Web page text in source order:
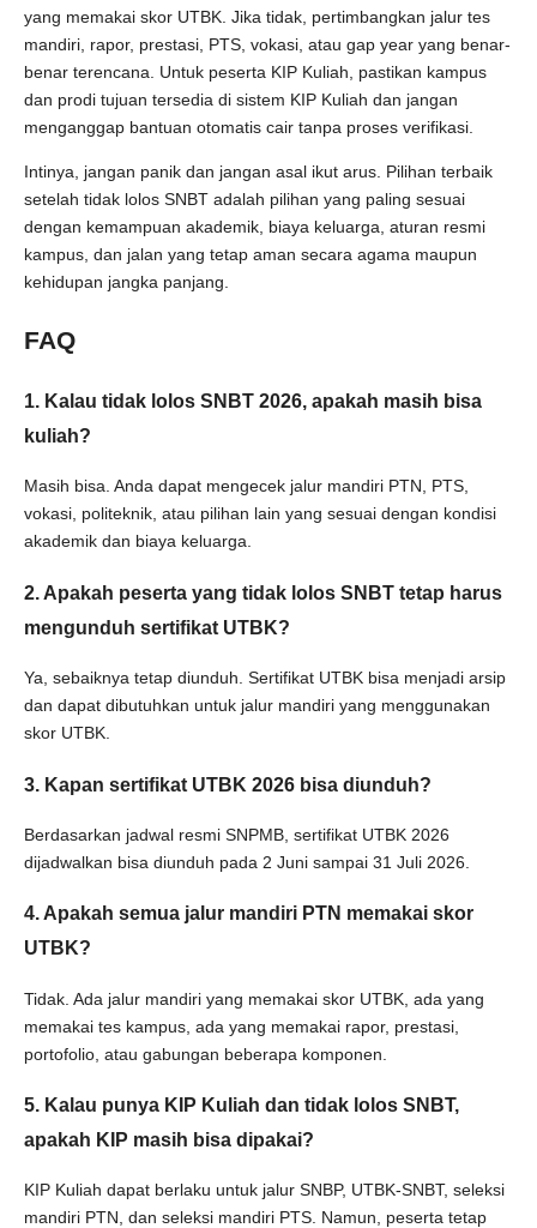
yang memakai skor UTBK. Jika tidak, pertimbangkan jalur tes
mandiri, rapor, prestasi, PTS, vokasi, atau gap year yang benar-
benar terencana. Untuk peserta KIP Kuliah, pastikan kampus
dan prodi tujuan tersedia di sistem KIP Kuliah dan jangan
menganggap bantuan otomatis cair tanpa proses verifikasi.
Intinya, jangan panik dan jangan asal ikut arus. Pilihan terbaik
setelah tidak lolos SNBT adalah pilihan yang paling sesuai
dengan kemampuan akademik, biaya keluarga, aturan resmi
kampus, dan jalan yang tetap aman secara agama maupun
kehidupan jangka panjang.
FAQ
1. Kalau tidak lolos SNBT 2026, apakah masih bisa
kuliah?
Masih bisa. Anda dapat mengecek jalur mandiri PTN, PTS,
vokasi, politeknik, atau pilihan lain yang sesuai dengan kondisi
akademik dan biaya keluarga.
2. Apakah peserta yang tidak lolos SNBT tetap harus
mengunduh sertifikat UTBK?
Ya, sebaiknya tetap diunduh. Sertifikat UTBK bisa menjadi arsip
dan dapat dibutuhkan untuk jalur mandiri yang menggunakan
skor UTBK.
3. Kapan sertifikat UTBK 2026 bisa diunduh?
Berdasarkan jadwal resmi SNPMB, sertifikat UTBK 2026
dijadwalkan bisa diunduh pada 2 Juni sampai 31 Juli 2026.
4. Apakah semua jalur mandiri PTN memakai skor
UTBK?
Tidak. Ada jalur mandiri yang memakai skor UTBK, ada yang
memakai tes kampus, ada yang memakai rapor, prestasi,
portofolio, atau gabungan beberapa komponen.
5. Kalau punya KIP Kuliah dan tidak lolos SNBT,
apakah KIP masih bisa dipakai?
KIP Kuliah dapat berlaku untuk jalur SNBP, UTBK-SNBT, seleksi
mandiri PTN, dan seleksi mandiri PTS. Namun, peserta tetap